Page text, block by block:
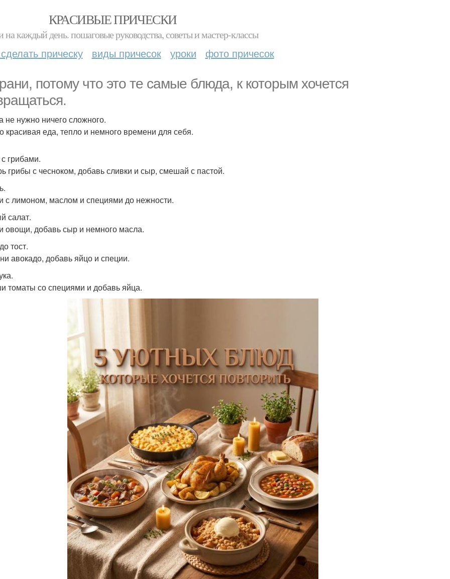
КРАСИВЫЕ ПРИЧЕСКИ
на каждый день. пошаговые руководства, советы и мастер-классы
прическу виды причесок уроки фото причесок
потому что это те самые блюда, к которым хочется
не нужно ничего сложного.
красивая еда, тепло и немного времени для себя.
грибами.
грибы с чесноком, добавь сливки и сыр, смешай с пастой.
с лимоном, маслом и специями до нежности.
салат.
овощи, добавь сыр и немного масла.
тост.
авокадо, добавь яйцо и специи.
томаты со специями и добавь яйца.